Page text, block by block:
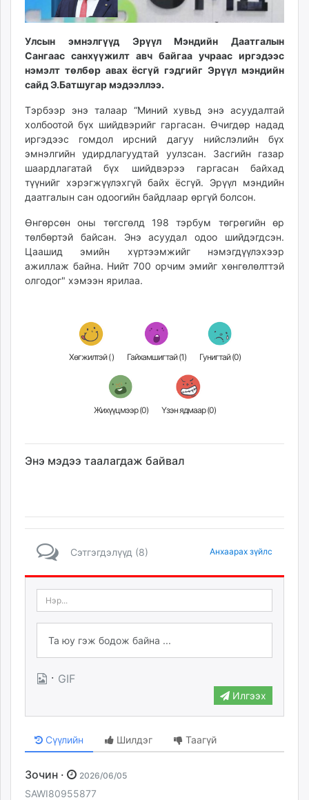
ergelt.mn
today.mn
zuv.mn
mminfo.mn
urlag.mn
unen.mn
asu.mn
shudarga.mn
shuurhai.mn
unuudur.mn
isee.mn
mglradio.com
fact.mn
itoim.mn
tumen.mn
tvmongolia.mn
paparazzi.mn
unread.today
Улсын эмнэлгүүд Эрүүл Мэндийн Даатгалын
Сангаас санхүүжилт авч байгаа учраас иргэдээс
нэмэлт төлбөр авах ёсгүй гэдгийг Эрүүл мэндийн
сайд Э.Батшугар мэдээллээ.
Тэрбээр энэ талаар “Миний хувьд энэ асуудалтай
холбоотой бүх шийдвэрийг гаргасан. Өчигдөр надад
иргэдээс гомдол ирсний дагуу нийслэлийн бүх
эмнэлгийн удирдлагуудтай уулзсан. Засгийн газар
шаардлагатай бүх шийдвэрээ гаргасан байхад
түүнийг хэрэгжүүлэхгүй байх ёсгүй. Эрүүл мэндийн
даатгалын сан одоогийн байдлаар өргүй болсон.
Өнгөрсөн оны төгсгөлд 198 тэрбум төгрөгийн өр
төлбөртэй байсан. Энэ асуудал одоо шийдэгдсэн.
Цаашид эмийн хүртээмжийг нэмэгдүүлэхээр
ажиллаж байна. Нийт 700 орчим эмийг хөнгөлөлттэй
олгодог" хэмээн ярилаа.
Хөгжилтэй () Гайхамшигтай (1) Гунигтай (0)
Жихүүцмээр (0) Үзэн ядмаар (0)
Энэ мэдээ таалагдаж байвал
Сэтгэгдэлүүд (8) Анхаарах зүйлс
· GIF
Илгээх
Сүүлийн Шилдэг Таагүй
Зочин · 2026/06/05
SAWI80955877